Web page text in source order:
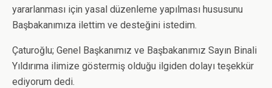
yararlanması için yasal düzenleme yapılması hususunu
Başbakanımıza ilettim ve desteğini istedim.
Çaturoğlu; Genel Başkanımız ve Başbakanımız Sayın Binali
Yıldırıma ilimize göstermiş olduğu ilgiden dolayı teşekkür
ediyorum dedi.